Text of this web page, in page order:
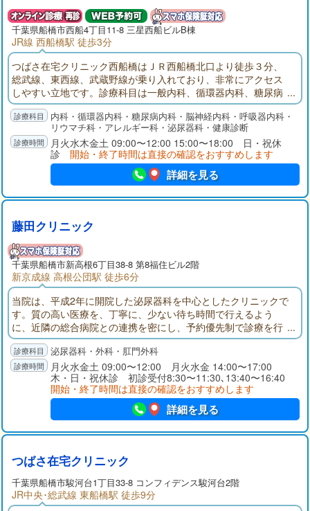
千葉県船橋市西船4丁目11-8 三星西船ビルB棟
JR線 西船橋駅 徒歩3分
つばさ在宅クリニック西船橋はＪＲ西船橋北口より徒歩３分、
総武線、東西線、武蔵野線が乗り入れており、非常にアクセス
しやすい立地です。診療科目は一般内科、循環器内科、糖尿病
内科、脳神経内科、リウマチ科、呼吸器内科、アレルギー科の
ほか、禁煙外来、睡眠時無呼吸症候群外来など幅広く診療を行
っております。土曜日18時まで外来診察が可能、ＷＥＢ予約も
受け付けており、待ち時間が短くなるよう工夫しております。
内科・循環器内科・糖尿病内科・脳神経内科・呼吸器内科・
リウマチ科・アレルギー科・泌尿器科・健康診断
月火水木金土 09:00〜12:00 15:00〜18:00 日・祝休
診 開始・終了時間は直接の確認をおすすめします
詳細を見る
藤田クリニック
千葉県船橋市新高根6丁目38-8 第8福住ビル2階
新京成線 高根公団駅 徒歩6分
当院は、平成2年に開院した泌尿器科を中心としたクリニックで
す。質の高い医療を、丁寧に、少ない待ち時間で行えるよう
に、近隣の総合病院との連携を密にし、予約優先制で診療を行
っております。身近で相談できる医院として病気について分か
りやすく説明し、納得して頂ける医療を心がけ、地域医療に貢
献できるよう努力してまいります。どうぞ宜しくお願い致しま
泌尿器科・外科・肛門外科
月火水金土 09:00〜12:00 月火水金 14:00〜17:00
木・日・祝休診 初診受付8:30〜11:30､13:40〜16:40
開始・終了時間は直接の確認をおすすめします
詳細を見る
つばさ在宅クリニック
千葉県船橋市駿河台1丁目33-8 コンフィデンス駿河台2階
JR中央･総武線 東船橋駅 徒歩9分